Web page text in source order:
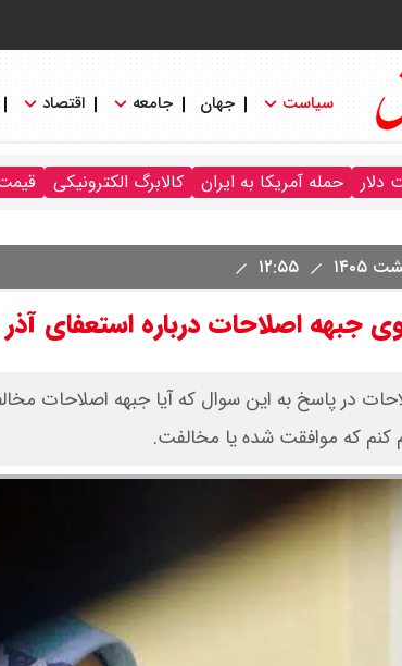
سیاست جهان جامعه اقتصاد
دلار حمله آمریکا به ایران کالابرگ الکترونیکی
جبهه اصلاحات درباره استعفای
در پاسخ به این سوال که آیا جبهه اصلاحات
کنم که موافقت شده یا مخالفت.